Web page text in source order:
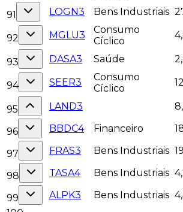
91 LOGN3 Bens Industriais
92 MGLU3
Consumo
Cíclico
93 DASA3 Saúde
94 SEER3
Consumo
Cíclico
95 LAND3
96 BBDC4 Financeiro
97 FRAS3 Bens Industriais
98 TASA4 Bens Industriais
99 ALPK3 Bens Industriais